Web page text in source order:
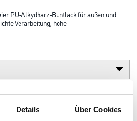
Details Über Cookies
PU-Alkydharz-Buntlack für außen und
Verarbeitung, hohe